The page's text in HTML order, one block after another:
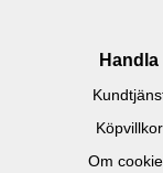
Handla
Köpvillkor
Om